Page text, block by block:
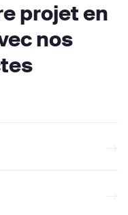
projet en
nos